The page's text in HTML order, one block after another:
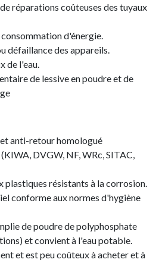
réparations coûteuses des tuyaux
d'énergie.
défaillance des appareils.
de l'eau.
de lessive en poudre et de
anti-retour homologué
DVGW, NF, WRc, SITAC,
plastiques résistants à la corrosion.
conforme aux normes d'hygiène
de poudre de polyphosphate
et convient à l'eau potable.
et est peu coûteux à acheter et à